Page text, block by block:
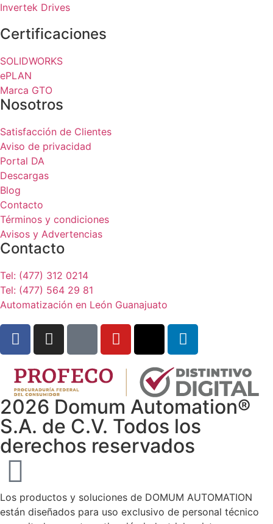
Invertek Drives
Certificaciones
SOLIDWORKS
ePLAN
Marca GTO
Nosotros
Satisfacción de Clientes
Aviso de privacidad
Portal DA
Descargas
Blog
Contacto
Términos y condiciones
Avisos y Advertencias
Contacto
Tel: (477) 312 0214
Tel: (477) 564 29 81
Automatización en León Guanajuato
2026 Domum Automation®
S.A. de C.V. Todos los
derechos reservados
Los productos y soluciones de DOMUM AUTOMATION
están diseñados para uso exclusivo de personal técnico